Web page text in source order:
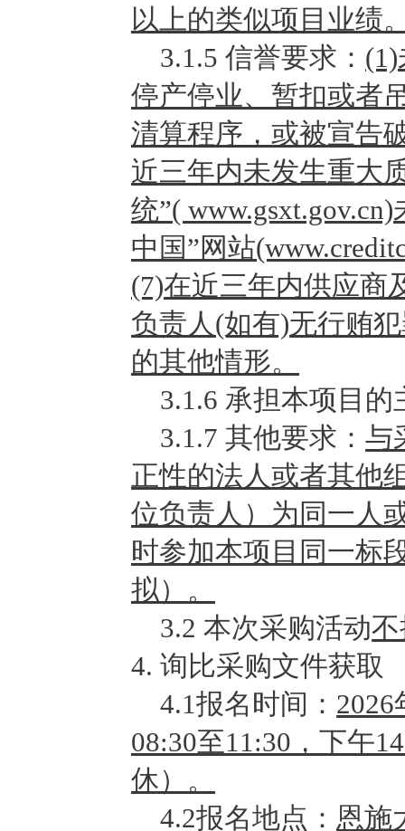
以上的类似项目业绩
3.1.5信誉要求：
停产停业、暂扣或者
清算程序，或被宣告
近三年内未发生重大
统”(
中国”网站
(7)在近三年内供应商
负责人(如有)无行贿
的其他情形。
3.1.6承担本项目的
3.1.7其他要求：与
正性的法人或者其他
位负责人）为同一人
时参加本项目同一标
拟） 。
3.2本次采购活动
4. 询比采购文件获取
4.1报名时间： 2026
08:30至11:30，下午
休）。
4.2报名地点： 恩施